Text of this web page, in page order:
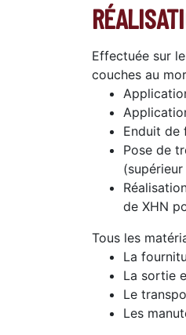
Effectuée sur
couches au
Enduit de
Pose de
de XHN
Tous les
La
La sortie
Le
Les